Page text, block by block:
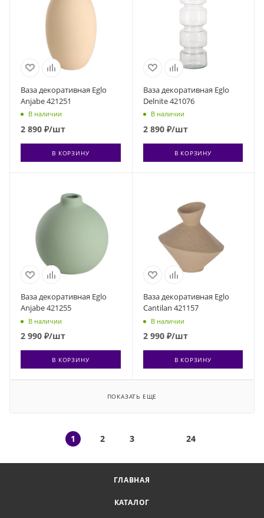
Ваза декоративная Eglo
Anjabe 421251
В наличии
2 890 ₽/шт
В КОРЗИНУ
Ваза декоративная Eglo
Delnite 421076
В наличии
2 890₽/шт
В КОРЗИНУ
Ваза декоративная Eglo
Anjabe 421255
В наличии
2 990 ₽/шт
В КОРЗИНУ
Ваза декоративная Eglo
Cantilan 421157
В наличии
2 990₽/шт
В КОРЗИНУ
ПОКАЗАТЬ ЕЩЕ
1 2 3 24
ГЛАВНАЯ
КАТАЛОГ